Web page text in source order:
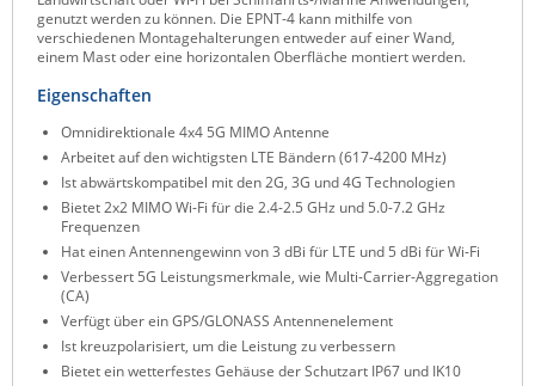
Teltonika
Unwired Networks
Vision
WATTECO
Westermo
Yuasa
ZPE Systems
News zu unseren Herstellern
genutzt werden zu können. Die EPNT-4 kann mithilfe von
verschiedenen Montagehalterungen entweder auf einer Wand,
einem Mast oder eine horizontalen Oberfläche montiert werden.
Eigenschaften
Omnidirektionale 4x4 5G MIMO Antenne
Arbeitet auf den wichtigsten LTE Bändern (617-4200 MHz)
Ist abwärtskompatibel mit den 2G, 3G und 4G Technologien
Bietet 2x2 MIMO Wi-Fi für die 2.4-2.5 GHz und 5.0-7.2 GHz
Frequenzen
Hat einen Antennengewinn von 3 dBi für LTE und 5 dBi für Wi-Fi
Verbessert 5G Leistungsmerkmale, wie Multi-Carrier-Aggregation
(CA)
Verfügt über ein GPS/GLONASS Antennenelement
Ist kreuzpolarisiert, um die Leistung zu verbessern
Bietet ein wetterfestes Gehäuse der Schutzart IP67 und IK10